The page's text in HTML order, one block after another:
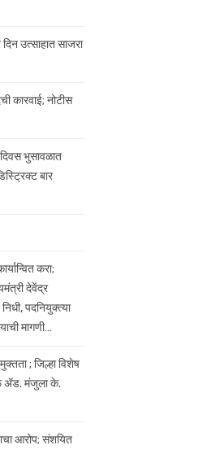
उत्साहात साजरा
कारवाई; नोटीस
भुसावळात
बार
करा;
देवेंद्र
पदनियुक्त्या
मागणी…
; जिल्हा विशेष
ॲड. मंजुला के.
आरोप; संशयित